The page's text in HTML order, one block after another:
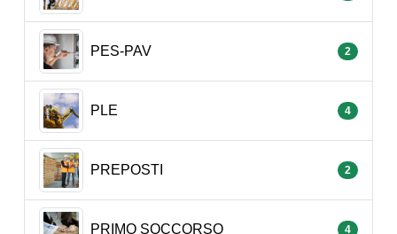
PES-PAV 2
PLE 4
PREPOSTI 2
PRIMO SOCCORSO 4